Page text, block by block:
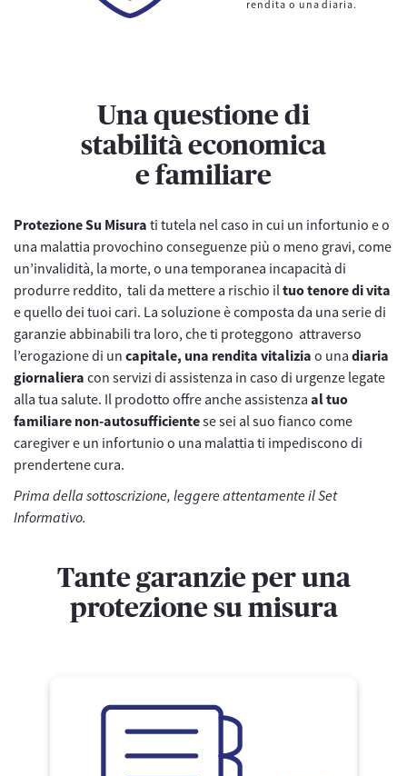
rendita o una diaria.
Una questione di
stabilità economica
e familiare
Protezione Su Misura ti tutela nel caso in cui un infortunio e o
una malattia provochino conseguenze più o meno gravi, come
un’invalidità, la morte, o una temporanea incapacità di
produrre reddito, tali da mettere a rischio iltuo tenore di vita
e quello dei tuoi cari. La soluzione è composta da una serie di
garanzie abbinabili tra loro, che ti proteggono attraverso
l’erogazione di un capitale, una rendita vitalizia o una diaria
giornaliera con servizi di assistenza in caso di urgenze legate
alla tua salute. Il prodotto offre anche assistenza al tuo
familiare non-autosufficientese sei al suo fianco come
caregiver e un infortunio o una malattia ti impediscono di
prendertene cura.
Prima della sottoscrizione, leggere attentamente il Set
Informativo.
Tante garanzie per una
protezione su misura